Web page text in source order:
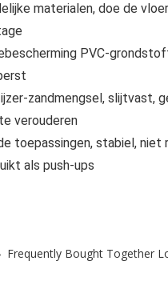
materialen, doe de
PVC-
zandmengsel, slijtvast,
verouderen
toepassingen, stabiel, niet
als push-ups
Frequently Bought Together